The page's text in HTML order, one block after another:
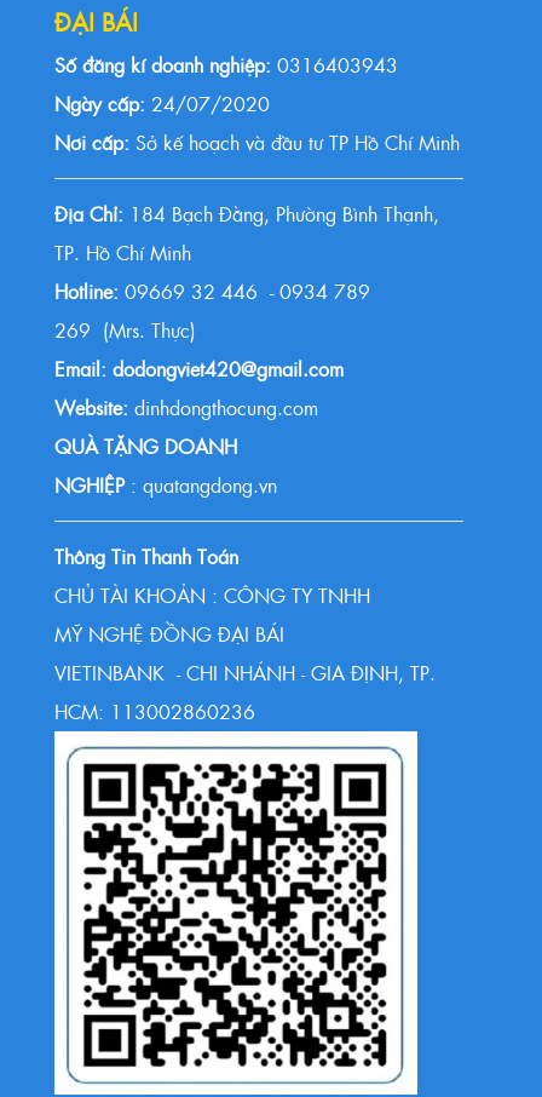
ĐẠI BÁI
Số đăng kí doanh nghiệp: 0316403943
Ngày cấp: 24/07/2020
Nơi cấp: Sở kế hoạch và đầu tư TP Hồ Chí Minh
Địa Chỉ: 184 Bạch Đằng, Phường Bình Thạnh,
TP. Hồ Chí Minh
Hotline: 09669 32 446 - 0934 789
269 (Mrs. Thực)
Email: dodongviet420@gmail.com
Website: dinhdongthocung.com
QUÀ TẶNG DOANH
NGHIỆP : quatangdong.vn
Thông Tin Thanh Toán
CHỦ TÀI KHOẢN : CÔNG TY TNHH
MỸ NGHỆ ĐỒNG ĐẠI BÁI
VIETINBANK - CHI NHÁNH - GIA ĐỊNH, TP.
HCM: 113002860236